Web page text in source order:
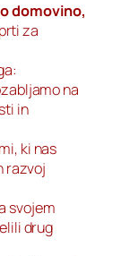
domovino,
za
na
in
ki nas
razvoj
svojem
drug